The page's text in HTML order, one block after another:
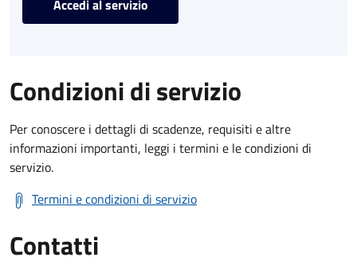
Accedi al servizio
Condizioni di servizio
Per conoscere i dettagli di scadenze, requisiti e altre
informazioni importanti, leggi i termini e le condizioni di
servizio.
Termini e condizioni di servizio
Contatti